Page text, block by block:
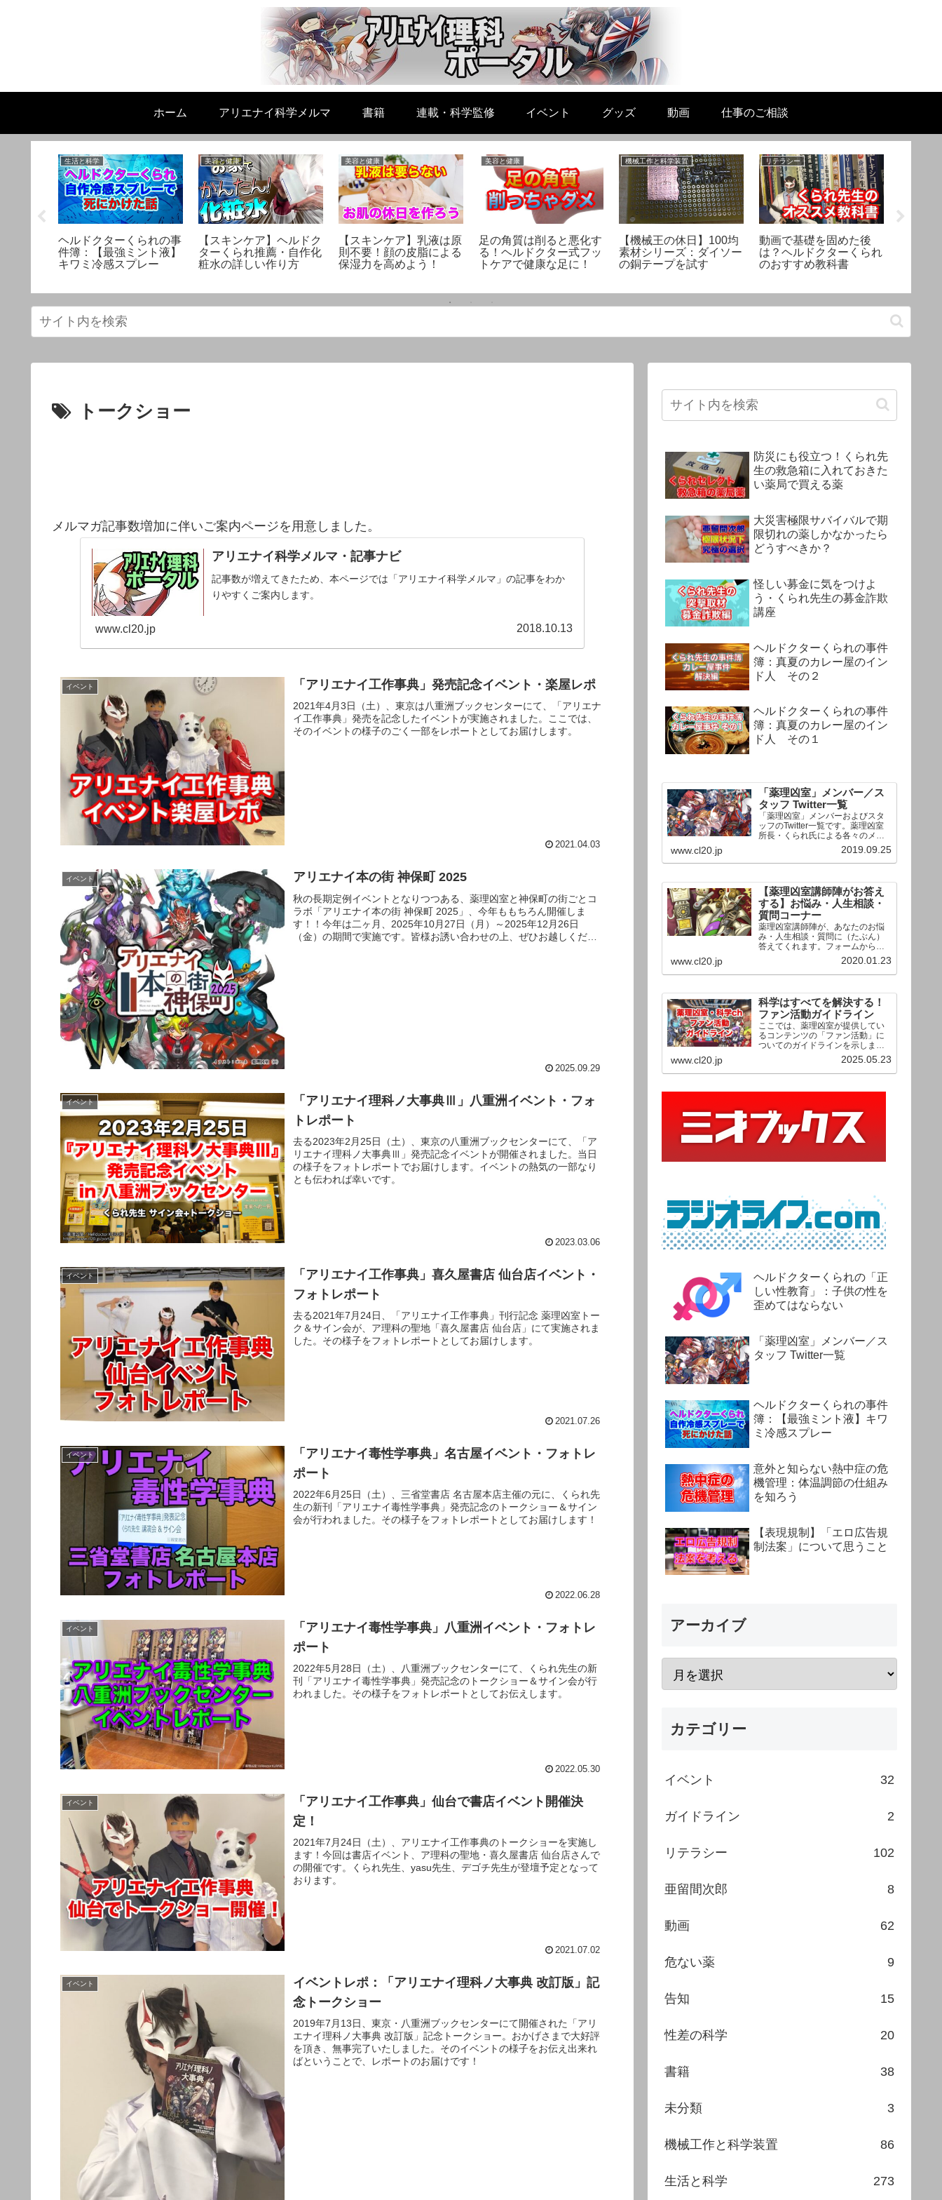
ホーム アリエナイ科学メルマ 書籍 連載・科学監修 イベント グッズ 動画 仕事のご相談
生活と科学
ヘルドクターくられの事
件簿：【最強ミント液】
キワミ冷感スプレー
美容と健康
【スキンケア】ヘルドク
ターくられ推薦・自作化
粧水の詳しい作り方
美容と健康
【スキンケア】乳液は原
則不要！顔の皮脂による
保湿力を高めよう！
美容と健康
足の角質は削ると悪化す
る！ヘルドクター式フッ
トケアで健康な足に！
機械工作と科学装置
【機械王の休日】100均
素材シリーズ：ダイソー
の銅テープを試す
リテラシー
動画で基礎を固めた後
は？ヘルドクターくられ
のおすすめ教科書
トークショー
メルマガ記事数増加に伴いご案内ページを用意しました。
アリエナイ科学メルマ・記事ナビ
記事数が増えてきたため、本ページでは「アリエナイ科学メルマ」の記事をわか
りやすくご案内します。
www.cl20.jp 2018.10.13
イベント 「アリエナイ工作事典」発売記念イベント・楽屋レポ
2021年4月3日（土）、東京は八重洲ブックセンターにて、「アリエナ
イ工作事典」発売を記念したイベントが実施されました。ここでは、
そのイベントの様子のごく一部をレポートとしてお届けします。
2021.04.03
イベント アリエナイ本の街 神保町 2025
秋の長期定例イベントとなりつつある、薬理凶室と神保町の街ごとコ
ラボ「アリエナイ本の街 神保町 2025」、今年ももちろん開催しま
す！！今年は二ヶ月、2025年10月27日（月）～2025年12月26日
（金）の期間で実施です。皆様お誘い合わせの上、ぜひお越しくださ
2025.09.29
イベント
「アリエナイ理科ノ大事典Ⅲ」八重洲イベント・フォ
トレポート
去る2023年2月25日（土）、東京の八重洲ブックセンターにて、「ア
リエナイ理科ノ大事典Ⅲ」発売記念イベントが開催されました。当日
の様子をフォトレポートでお届けします。イベントの熱気の一部なり
とも伝われば幸いです。
2023.03.06
イベント
「アリエナイ工作事典」喜久屋書店 仙台店イベント・
フォトレポート
去る2021年7月24日、「アリエナイ工作事典」刊行記念 薬理凶室トー
ク＆サイン会が、ア理科の聖地「喜久屋書店 仙台店」にて実施されま
した。その様子をフォトレポートとしてお届けします。
2021.07.26
イベント
「アリエナイ毒性学事典」名古屋イベント・フォトレ
ポート￼
2022年6月25日（土）、三省堂書店 名古屋本店主催の元に、くられ先
生の新刊「アリエナイ毒性学事典」発売記念のトークショー＆サイン
会が行われました。その様子をフォトレポートとしてお届けします！
2022.06.28
イベント
「アリエナイ毒性学事典」八重洲イベント・フォトレ
ポート
2022年5月28日（土）、八重洲ブックセンターにて、くられ先生の新
刊「アリエナイ毒性学事典」発売記念のトークショー＆サイン会が行
われました。その様子をフォトレポートとしてお伝えします。
2022.05.30
イベント
「アリエナイ工作事典」仙台で書店イベント開催決
定！
2021年7月24日（土）、アリエナイ工作事典のトークショーを実施し
ます！今回は書店イベント、ア理科の聖地・喜久屋書店 仙台店さんで
の開催です。くられ先生、yasu先生、デゴチ先生が登壇予定となって
おります。
2021.07.02
イベント
イベントレポ：「アリエナイ理科ノ大事典 改訂版」記
念トークショー
2019年7月13日、東京・八重洲ブックセンターにて開催された「アリ
エナイ理科ノ大事典 改訂版」記念トークショー。おかげさまで大好評
を頂き、無事完了いたしました。そのイベントの様子をお伝え出来れ
ばということで、レポートのお届けです！
防災にも役立つ！くられ先
生の救急箱に入れておきた
い薬局で買える薬
大災害極限サバイバルで期
限切れの薬しかなかったら
どうすべきか？
怪しい募金に気をつけよ
う・くられ先生の募金詐欺
講座
ヘルドクターくられの事件
簿：真夏のカレー屋のイン
ド人 その２
ヘルドクターくられの事件
簿：真夏のカレー屋のイン
ド人 その１
「薬理凶室」メンバー／ス
タッフ Twitter一覧
「薬理凶室」メンバーおよびスタ
ッフのTwitter一覧です。薬理凶室
所長・くられ氏による各々のメン
バーの一言紹介付き。Twitterへの
リンクの下にあるフォローボタン
を押すとそのままフォローできま
www.cl20.jp 2019.09.25
【薬理凶室講師陣がお答え
する】お悩み・人生相談・
質問コーナー
薬理凶室講師陣が、あなたのお悩
み・人生相談・質問に（たぶん）
答えてくれます。フォームからお
送りいただいた相談は、順次、動
画として公開される予定（時期未
定）！ どうぞお気軽にご質問く
www.cl20.jp 2020.01.23
科学はすべてを解決する！
ファン活動ガイドライン
ここでは、薬理凶室が提供してい
るコンテンツの「ファン活動」に
ついてのガイドラインを示しま
す。ご利用の場合は当ガイドライ
ンを遵守して頂けますよう、よろ
しくお願い申し上げます。
www.cl20.jp 2025.05.23
ヘルドクターくられの「正
しい性教育」：子供の性を
歪めてはならない
「薬理凶室」メンバー／ス
タッフ Twitter一覧
ヘルドクターくられの事件
簿：【最強ミント液】キワ
ミ冷感スプレー
意外と知らない熱中症の危
機管理：体温調節の仕組み
を知ろう
【表現規制】「エロ広告規
制法案」について思うこと
アーカイブ
カテゴリー
イベント 32
ガイドライン 2
リテラシー 102
亜留間次郎 8
動画 62
危ない薬 9
告知 15
性差の科学 20
書籍 38
未分類 3
機械工作と科学装置 86
生活と科学 273